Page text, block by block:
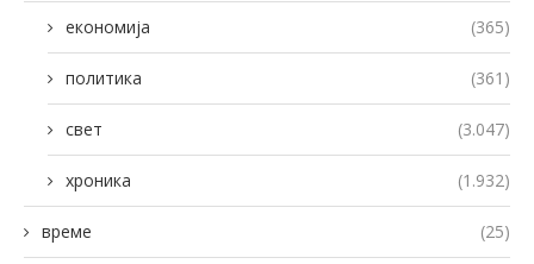
економија (365)
политика (361)
свет (3.047)
хроника (1.932)
време (25)